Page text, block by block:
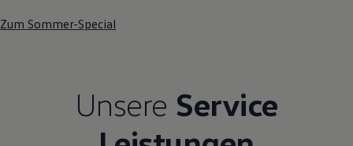
Karriere
Karriere im Unternehmen
Natur
Events
Rückblick VW Bus Festival 2023
Zum Sommer-Special
Unsere Service